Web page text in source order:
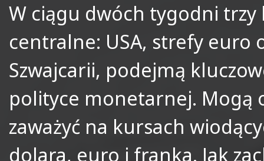
W ciągu dwóch tygodni trzy
centralne: USA, strefy euro
Szwajcarii, podejmą
polityce monetarnej. Mogą
zaważyć na kursach
dolara, euro i franka. Jak